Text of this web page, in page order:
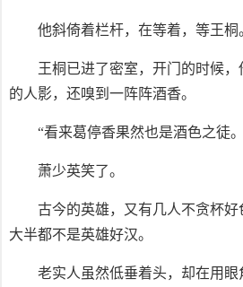
他斜倚着栏杆，在等着，等王桐
王桐已进了密室，开门的时候
的人影，还嗅到一阵阵酒香。
“看来葛停香果然也是酒色之徒
萧少英笑了。
古今的英雄，又有几人不贪杯好
大半都不是英雄好汉。
老实人虽然低垂着头，却在用